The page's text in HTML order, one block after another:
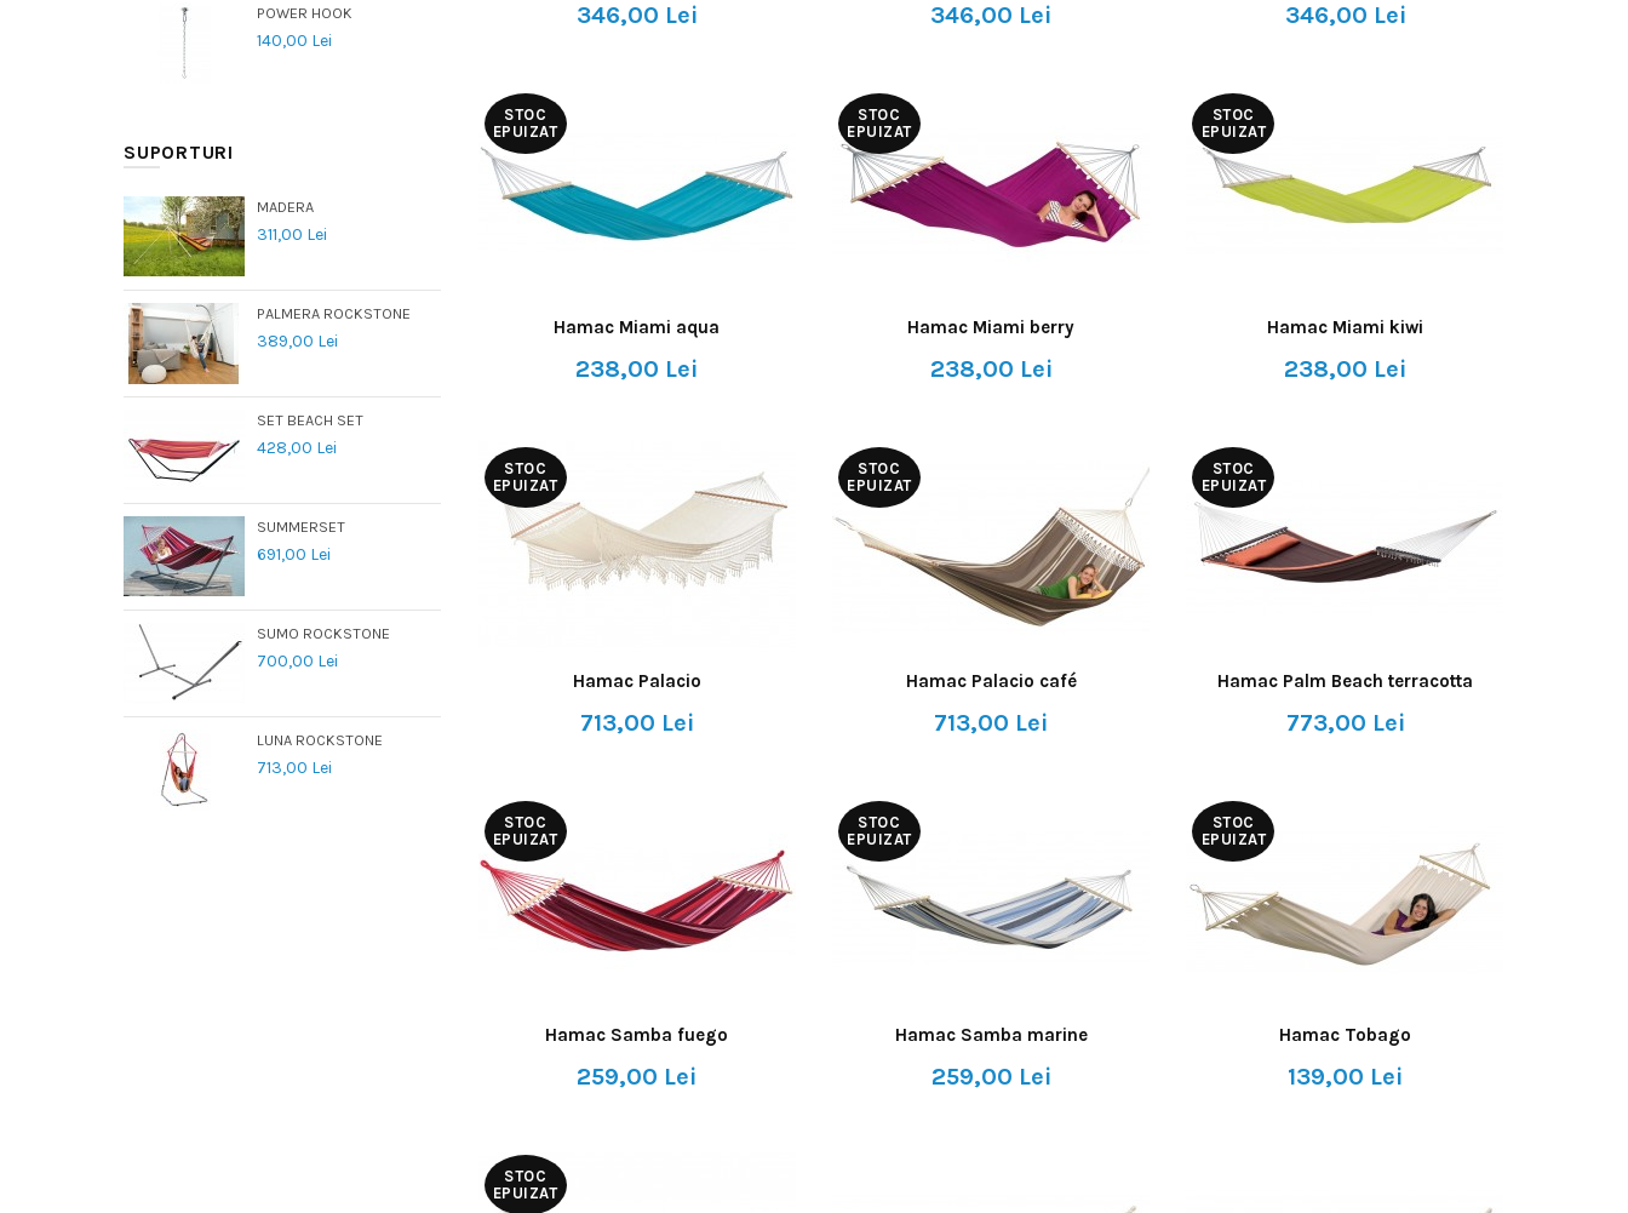
POWER HOOK
140,00 Lei
SUPORTURI
MADERA
311,00 Lei
PALMERA ROCKSTONE
389,00 Lei
SET BEACH SET
428,00 Lei
SUMMERSET
691,00 Lei
SUMO ROCKSTONE
700,00 Lei
LUNA ROCKSTONE
713,00 Lei
346,00 Lei 346,00 Lei 346,00 Lei
STOC
EPUIZAT
Hamac Miami aqua
238,00 Lei
STOC
EPUIZAT
Hamac Miami berry
238,00 Lei
STOC
EPUIZAT
Hamac Miami kiwi
238,00 Lei
STOC
EPUIZAT
Hamac Palacio
713,00 Lei
STOC
EPUIZAT
Hamac Palacio café
713,00 Lei
STOC
EPUIZAT
Hamac Palm Beach terracotta
773,00 Lei
STOC
EPUIZAT
Hamac Samba fuego
259,00 Lei
STOC
EPUIZAT
Hamac Samba marine
259,00 Lei
STOC
EPUIZAT
Hamac Tobago
139,00 Lei
STOC
EPUIZAT